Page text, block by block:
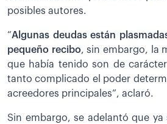
posibles autores.
“Algunas deudas están
pequeño recibo, sin embargo, la
que había tenido son de
tanto complicado el poder
acreedores principales”, aclaró.
Sin embargo, se adelantó que ya